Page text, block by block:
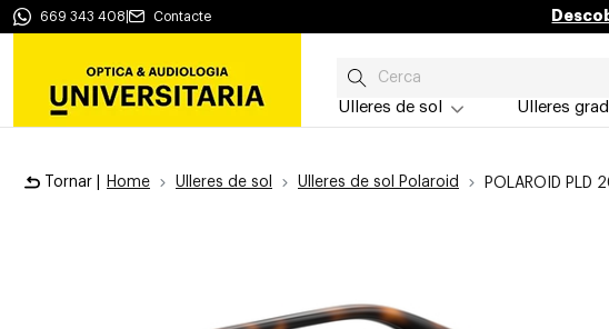
669 343 408 Contacte
Ulleres de sol Ulleres
Tornar | Home Ulleres de sol Ulleres de sol Polaroid POLAROID PLD